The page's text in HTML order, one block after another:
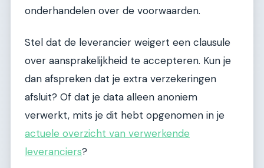
onderhandelen over de voorwaarden.
Stel dat de leverancier weigert een clausule
over aansprakelijkheid te accepteren. Kun je
dan afspreken dat je extra verzekeringen
afsluit? Of dat je data alleen anoniem
verwerkt, mits je dit hebt opgenomen in je
actuele overzicht van verwerkende
leveranciers?